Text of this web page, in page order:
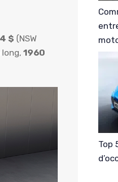
$ (NSW
long, 1960
Top